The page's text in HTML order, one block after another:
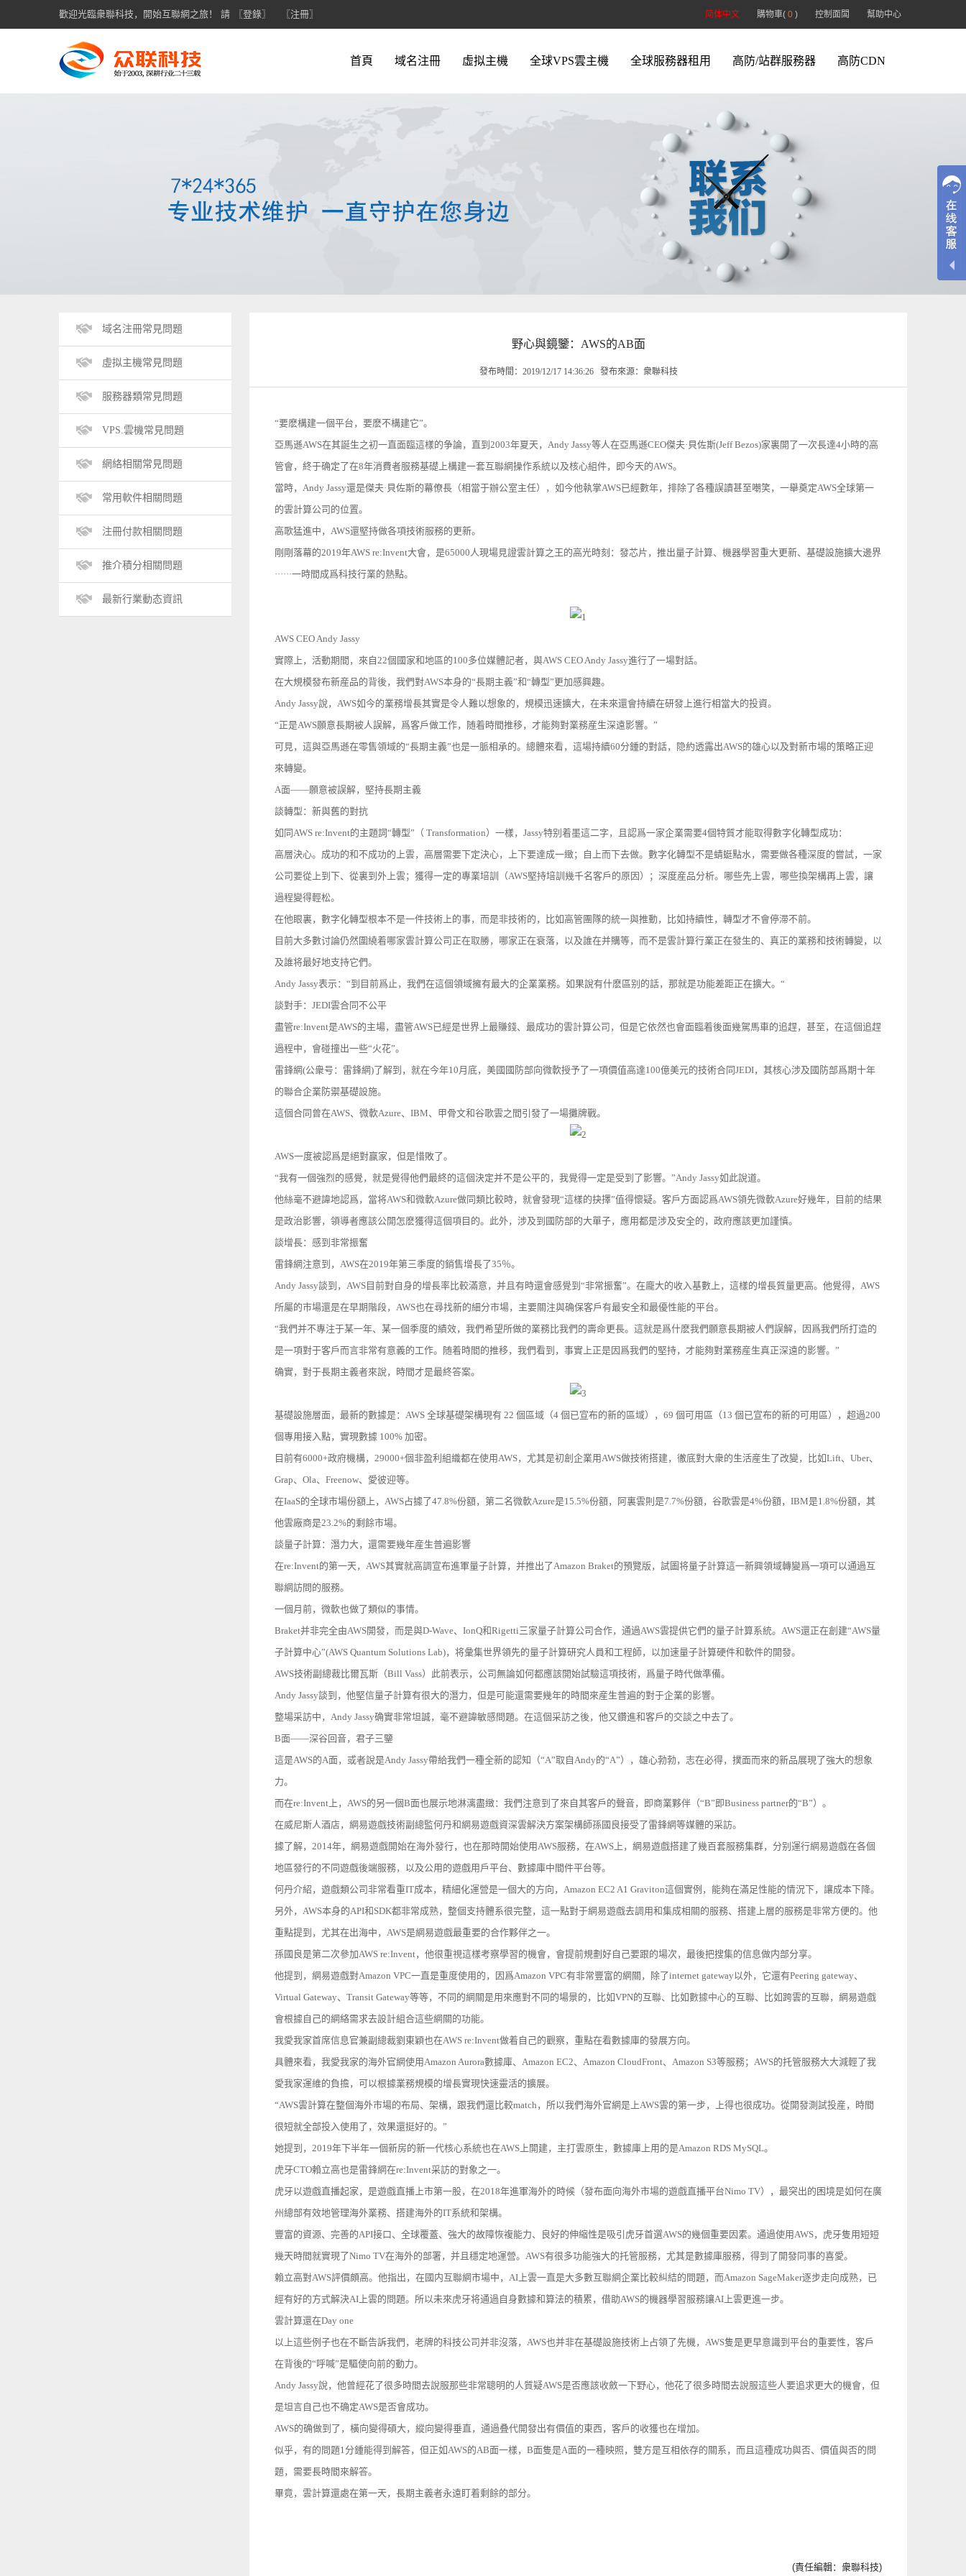
歡迎光臨衆聯科技，開始互聯網之旅！ 請 〖登錄〗 〖注冊〗 简体中文 購物車( 0 ) 控制面闆 幫助中心
首頁 域名注冊 虛拟主機 全球VPS雲主機 全球服務器租用 高防/站群服務器 高防CDN
域名注冊常見問題
虛拟主機常見問題
服務器類常見問題
VPS.雲機常見問題
網絡相關常見問題
常用軟件相關問題
注冊付款相關問題
推介積分相關問題
最新行業動态資訊
野心與鏡鑒：AWS的AB面
發布時間：2019/12/17 14:36:26 發布來源：衆聯科技
“要麽構建一個平台，要麽不構建它”。
亞馬遜AWS在其誕生之初一直面臨這樣的争論，直到2003年夏天，Andy Jassy等人在亞馬遜CEO傑夫·貝佐斯(Jeff Bezos)家裏開了一次長達4小時的高
管會，終于确定了在8年消費者服務基礎上構建一套互聯網操作系統以及核心組件，即今天的AWS。
當時，Andy Jassy還是傑夫·貝佐斯的幕僚長（相當于辦公室主任），如今他執掌AWS已經數年，排除了各種誤讀甚至嘲笑，一舉奠定AWS全球第一
的雲計算公司的位置。
高歌猛進中，AWS還堅持做各項技術服務的更新。
剛剛落幕的2019年AWS re:Invent大會，是65000人現場見證雲計算之王的高光時刻：發芯片，推出量子計算、機器學習重大更新、基礎設施擴大邊界
······一時間成爲科技行業的熱點。
AWS CEO Andy Jassy
實際上，活動期間，來自22個國家和地區的100多位媒體記者，與AWS CEO Andy Jassy進行了一場對話。
在大規模發布新産品的背後，我們對AWS本身的“長期主義”和“轉型”更加感興趣。
Andy Jassy說，AWS如今的業務增長其實是令人難以想象的，規模迅速擴大，在未來還會持續在研發上進行相當大的投資。
“正是AWS願意長期被人誤解，爲客戶做工作，随着時間推移，才能夠對業務産生深遠影響。”
可見，這與亞馬遜在零售領域的“長期主義”也是一脈相承的。總體來看，這場持續60分鍾的對話，隐約透露出AWS的雄心以及對新市場的策略正迎
來轉變。
A面——願意被誤解，堅持長期主義
談轉型：新與舊的對抗
如同AWS re:Invent的主題詞“轉型”（ Transformation）一樣，Jassy特别着墨這二字，且認爲一家企業需要4個特質才能取得數字化轉型成功：
高層決心。成功的和不成功的上雲，高層需要下定決心，上下要達成一緻；自上而下去做。數字化轉型不是蜻蜓點水，需要做各種深度的嘗試，一家
公司要從上到下、從裏到外上雲；獲得一定的專業培訓（AWS堅持培訓幾千名客戶的原因）；深度産品分析。哪些先上雲，哪些換架構再上雲，讓
過程變得輕松。
在他眼裏，數字化轉型根本不是一件技術上的事，而是非技術的，比如高管團隊的統一與推動，比如持續性，轉型才不會停滞不前。
目前大多數讨論仍然圍繞着哪家雲計算公司正在取勝，哪家正在衰落，以及誰在并購等，而不是雲計算行業正在發生的、真正的業務和技術轉變，以
及誰将最好地支持它們。
Andy Jassy表示：“到目前爲止，我們在這個領域擁有最大的企業業務。如果說有什麽區别的話，那就是功能差距正在擴大。“
談對手：JEDI雲合同不公平
盡管re:Invent是AWS的主場，盡管AWS已經是世界上最賺錢、最成功的雲計算公司，但是它依然也會面臨着後面幾駕馬車的追趕，甚至，在這個追趕
過程中，會碰撞出一些“火花”。
雷鋒網(公衆号：雷鋒網)了解到，就在今年10月底，美國國防部向微軟授予了一項價值高達100億美元的技術合同JEDI，其核心涉及國防部爲期十年
的聯合企業防禦基礎設施。
這個合同曾在AWS、微軟Azure、IBM、甲骨文和谷歌雲之間引發了一場攤牌戰。
AWS一度被認爲是絕對赢家，但是惜敗了。
“我有一個強烈的感覺，就是覺得他們最終的這個決定并不是公平的，我覺得一定是受到了影響。”Andy Jassy如此說道。
他絲毫不避諱地認爲，當将AWS和微軟Azure做同類比較時，就會發現“這樣的抉擇”值得懷疑。客戶方面認爲AWS領先微軟Azure好幾年，目前的結果
是政治影響，領導者應該公開怎麽獲得這個項目的。此外，涉及到國防部的大單子，應用都是涉及安全的，政府應該更加謹慎。
談增長：感到非常振奮
雷鋒網注意到，AWS在2019年第三季度的銷售增長了35％。
Andy Jassy談到，AWS目前對自身的增長率比較滿意，并且有時還會感覺到“非常振奮”。在龐大的收入基數上，這樣的增長質量更高。他覺得，AWS
所屬的市場還是在早期階段，AWS也在尋找新的細分市場，主要關注與确保客戶有最安全和最優性能的平台。
“我們并不專注于某一年、某一個季度的績效，我們希望所做的業務比我們的壽命更長。這就是爲什麽我們願意長期被人們誤解，因爲我們所打造的
是一項對于客戶而言非常有意義的工作。随着時間的推移，我們看到，事實上正是因爲我們的堅持，才能夠對業務産生真正深遠的影響。”
确實，對于長期主義者來說，時間才是最終答案。
基礎設施層面，最新的數據是：AWS 全球基礎架構現有 22 個區域（4 個已宣布的新的區域），69 個可用區（13 個已宣布的新的可用區），超過200
個專用接入點，實現數據 100% 加密。
目前有6000+政府機構，29000+個非盈利組織都在使用AWS，尤其是初創企業用AWS做技術搭建，徹底對大衆的生活産生了改變，比如Lift、Uber、
Grap、Ola、Freenow、愛彼迎等。
在IaaS的全球市場份額上，AWS占據了47.8%份額，第二名微軟Azure是15.5%份額，阿裏雲則是7.7%份額，谷歌雲是4%份額，IBM是1.8%份額，其
他雲廠商是23.2%的剩餘市場。
談量子計算：潛力大，還需要幾年産生普遍影響
在re:Invent的第一天，AWS其實就高調宣布進軍量子計算，并推出了Amazon Braket的預覽版，試圖将量子計算這一新興領域轉變爲一項可以通過互
聯網訪問的服務。
一個月前，微軟也做了類似的事情。
Braket并非完全由AWS開發，而是與D-Wave、IonQ和Rigetti三家量子計算公司合作，通過AWS雲提供它們的量子計算系統。AWS還正在創建“AWS量
子計算中心”(AWS Quantum Solutions Lab)，将彙集世界領先的量子計算研究人員和工程師，以加速量子計算硬件和軟件的開發。
AWS技術副總裁比爾瓦斯（Bill Vass）此前表示，公司無論如何都應該開始試驗這項技術，爲量子時代做準備。
Andy Jassy談到，他堅信量子計算有很大的潛力，但是可能還需要幾年的時間來産生普遍的對于企業的影響。
整場采訪中，Andy Jassy确實非常坦誠，毫不避諱敏感問題。在這個采訪之後，他又鑽進和客戶的交談之中去了。
B面——深谷回音，君子三鑒
這是AWS的A面，或者說是Andy Jassy帶給我們一種全新的認知（“A”取自Andy的“A”），雄心勃勃，志在必得，撲面而來的新品展現了強大的想象
力。
而在re:Invent上，AWS的另一個B面也展示地淋漓盡緻：我們注意到了來自其客戶的聲音，即商業夥伴（“B”即Business partner的“B”）。
在威尼斯人酒店，網易遊戲技術副總監何丹和網易遊戲資深雲解決方案架構師孫國良接受了雷鋒網等媒體的采訪。
據了解，2014年，網易遊戲開始在海外發行，也在那時開始使用AWS服務，在AWS上，網易遊戲搭建了幾百套服務集群，分别運行網易遊戲在各個
地區發行的不同遊戲後端服務，以及公用的遊戲用戶平台、數據庫中間件平台等。
何丹介紹，遊戲類公司非常看重IT成本，精細化運營是一個大的方向，Amazon EC2 A1 Graviton這個實例，能夠在滿足性能的情況下，讓成本下降。
另外，AWS本身的API和SDK都非常成熟，整個支持體系很完整，這一點對于網易遊戲去調用和集成相關的服務、搭建上層的服務是非常方便的。他
重點提到，尤其在出海中，AWS是網易遊戲最重要的合作夥伴之一。
孫國良是第二次參加AWS re:Invent，他很重視這樣考察學習的機會，會提前規劃好自己要跟的場次，最後把搜集的信息做内部分享。
他提到，網易遊戲對Amazon VPC一直是重度使用的，因爲Amazon VPC有非常豐富的網關，除了internet gateway以外，它還有Peering gateway、
Virtual Gateway、Transit Gateway等等，不同的網關是用來應對不同的場景的，比如VPN的互聯、比如數據中心的互聯、比如跨雲的互聯，網易遊戲
會根據自己的網絡需求去設計組合這些網關的功能。
我愛我家首席信息官兼副總裁劉東穎也在AWS re:Invent做着自己的觀察，重點在看數據庫的發展方向。
具體來看，我愛我家的海外官網使用Amazon Aurora數據庫、Amazon EC2、Amazon CloudFront、Amazon S3等服務；AWS的托管服務大大減輕了我
愛我家運維的負擔，可以根據業務規模的增長實現快速靈活的擴展。
“AWS雲計算在整個海外市場的布局、架構，跟我們還比較match，所以我們海外官網是上AWS雲的第一步，上得也很成功。從開發測試投産，時間
很短就全部投入使用了，效果還挺好的。”
她提到，2019年下半年一個新房的新一代核心系統也在AWS上開建，主打雲原生，數據庫上用的是Amazon RDS MySQL。
虎牙CTO賴立高也是雷鋒網在re:Invent采訪的對象之一。
虎牙以遊戲直播起家，是遊戲直播上市第一股，在2018年進軍海外的時候（發布面向海外市場的遊戲直播平台Nimo TV），最突出的困境是如何在廣
州總部有效地管理海外業務、搭建海外的IT系統和架構。
豐富的資源、完善的API接口、全球覆蓋、強大的故障恢複能力、良好的伸縮性是吸引虎牙首選AWS的幾個重要因素。通過使用AWS，虎牙隻用短短
幾天時間就實現了Nimo TV在海外的部署，并且穩定地運營。AWS有很多功能強大的托管服務，尤其是數據庫服務，得到了開發同事的喜愛。
賴立高對AWS評價頗高。他指出，在國内互聯網市場中，AI上雲一直是大多數互聯網企業比較糾結的問題，而Amazon SageMaker逐步走向成熟，已
經有好的方式解決AI上雲的問題。所以未來虎牙将通過自身數據和算法的積累，借助AWS的機器學習服務讓AI上雲更進一步。
雲計算還在Day one
以上這些例子也在不斷告訴我們，老牌的科技公司并非沒落，AWS也并非在基礎設施技術上占領了先機，AWS隻是更早意識到平台的重要性，客戶
在背後的“呼喊”是驅使向前的動力。
Andy Jassy說，他曾經花了很多時間去說服那些非常聰明的人質疑AWS是否應該收斂一下野心，他花了很多時間去說服這些人要追求更大的機會，但
是坦言自己也不确定AWS是否會成功。
AWS的确做到了，橫向變得碩大，縱向變得垂直，通過叠代開發出有價值的東西，客戶的收獲也在增加。
似乎，有的問題1分鍾能得到解答，但正如AWS的AB面一樣，B面隻是A面的一種映照，雙方是互相依存的關系，而且這種成功與否、價值與否的問
題，需要長時間來解答。
畢竟，雲計算還處在第一天，長期主義者永遠盯着剩餘的部分。
(責任編輯：衆聯科技)